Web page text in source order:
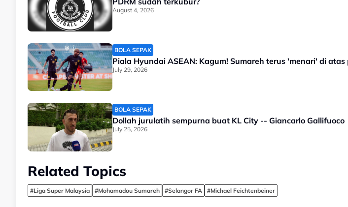
August 4, 2026
BOLA SEPAK
Piala Hyundai ASEAN: Kagum! Sumareh terus 'menari' di atas
July 29, 2026
BOLA SEPAK
Dollah jurulatih sempurna buat KL City -- Giancarlo Gallifuoco
July 25, 2026
Related Topics
#Liga Super Malaysia #Mohamadou Sumareh #Selangor FA #Michael Feichtenbeiner